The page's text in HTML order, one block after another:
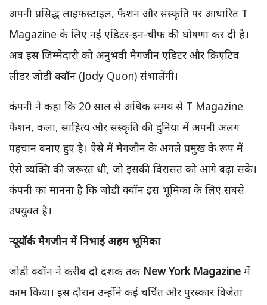
अपनी प्रसिद्ध लाइफस्टाइल, फैशन और संस्कृति पर आधारित T
Magazine के लिए नई एडिटर-इन-चीफ की घोषणा कर दी है।
अब इस जिम्मेदारी को अनुभवी मैगजीन एडिटर और क्रिएटिव
लीडर जोडी क्वॉन (Jody Quon) संभालेंगी।
कंपनी ने कहा कि 20 साल से अधिक समय से T Magazine
फैशन, कला, साहित्य और संस्कृति की दुनिया में अपनी अलग
पहचान बनाए हुए है। ऐसे में मैगजीन के अगले प्रमुख के रूप में
ऐसे व्यक्ति की जरूरत थी, जो इसकी विरासत को आगे बढ़ा सके।
कंपनी का मानना है कि जोडी क्वॉन इस भूमिका के लिए सबसे
उपयुक्त हैं।
न्यूयॉर्क मैगजीन में निभाई अहम भूमिका
जोडी क्वॉन ने करीब दो दशक तक New York Magazine में
काम किया। इस दौरान उन्होंने कई चर्चित और पुरस्कार विजेता